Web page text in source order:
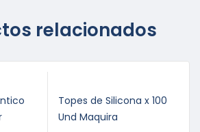
relacionados
Topes de Silicona x 100
Und Maquira